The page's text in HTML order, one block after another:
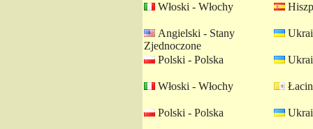
Włoski - Włochy
Angielski - Stany
Zjednoczone
Polski - Polska
Włoski - Włochy
Polski - Polska